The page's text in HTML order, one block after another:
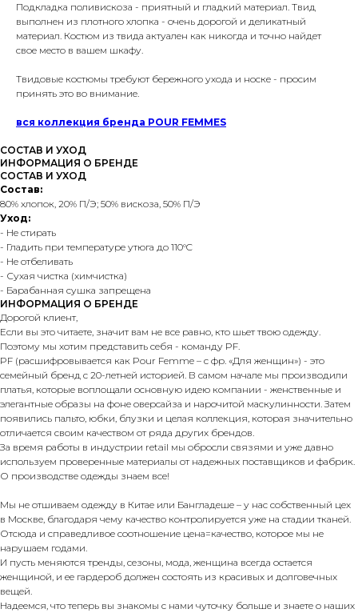
Подкладка поливискоза - приятный и гладкий материал. Твид
выполнен из плотного хлопка - очень дорогой и деликатный
материал. Костюм из твида актуален как никогда и точно найдет
свое место в вашем шкафу.
Твидовые костюмы требуют бережного ухода и носке - просим
принять это во внимание.
вся коллекция бренда POUR FEMMES
СОСТАВ И УХОД
ИНФОРМАЦИЯ О БРЕНДЕ
СОСТАВ И УХОД
Состав:
80% хлопок, 20% П/Э; 50% вискоза, 50% П/Э
Уход:
- Не стирать
- Гладить при температуре утюга до 110°C
- Не отбеливать
- Сухая чистка (химчистка)
- Барабанная сушка запрещена
ИНФОРМАЦИЯ О БРЕНДЕ
Дорогой клиент,
Если вы это читаете, значит вам не все равно, кто шьет твою одежду.
Поэтому мы хотим представить себя - команду PF.
PF (расшифровывается как Pour Femme – с фр. «Для женщин») - это
семейный бренд с 20-летней историей. В самом начале мы производили
платья, которые воплощали основную идею компании - женственные и
элегантные образы на фоне оверсайза и нарочитой маскулинности. Затем
появились пальто, юбки, блузки и целая коллекция, которая значительно
отличается своим качеством от ряда других брендов.
За время работы в индустрии retail мы обросли связями и уже давно
используем проверенные материалы от надежных поставщиков и фабрик.
О производстве одежды знаем все!
Мы не отшиваем одежду в Китае или Бангладеше – у нас собственный цех
в Москве, благодаря чему качество контролируется уже на стадии тканей.
Отсюда и справедливое соотношение цена=качество, которое мы не
нарушаем годами.
И пусть меняются тренды, сезоны, мода, женщина всегда остается
женщиной, и ее гардероб должен состоять из красивых и долговечных
вещей.
Надеемся, что теперь вы знакомы с нами чуточку больше и знаете о наших